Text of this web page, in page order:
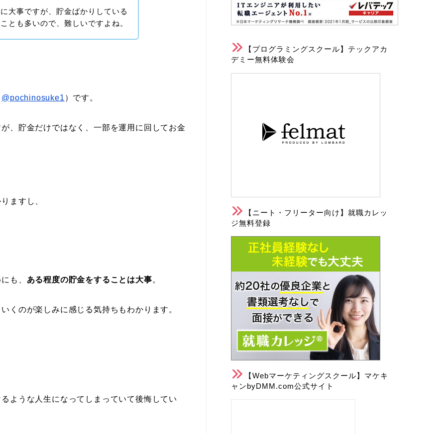
大事ですが、貯金ばかりしている
とも多いので、難しいですよね。
@pochinosuke1 ）です。
、貯金だけではなく、一部を運用に回してお金
ますし、
も、 ある程度の貯金をすることは大事。
くのが楽しみに感じる気持ちもわかります。
ような人生になってしまっていて後悔してい
【プログラミングスクール】テックアカ
デミー無料体験会
【ニート・フリーター向け】就職カレッ
ジ無料登録
【Webマーケティングスクール】マケキ
ャンbyDMM.com公式サイト